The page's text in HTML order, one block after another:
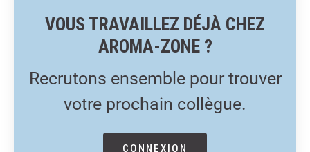
VOUS TRAVAILLEZ DÉJÀ CHEZ
AROMA-ZONE ?
Recrutons ensemble pour trouver
votre prochain collègue.
CONNEXION